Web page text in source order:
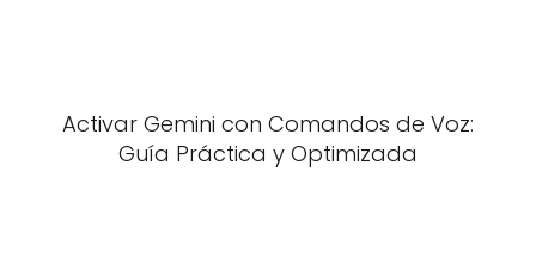
Activar Gemini con Comandos de Voz:
Guía Práctica y Optimizada